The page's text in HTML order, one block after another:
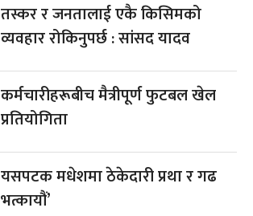
तस्कर र जनतालाई एकै किसिमको
व्यवहार रोकिनुपर्छ : सांसद यादव
कर्मचारीहरूबीच मैत्रीपूर्ण फुटबल खेल
प्रतियोगिता
यसपटक मधेशमा ठेकेदारी प्रथा र गढ
भत्कायौं’